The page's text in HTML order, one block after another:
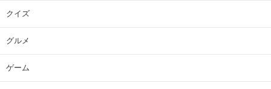
クイズ
グルメ
ゲーム